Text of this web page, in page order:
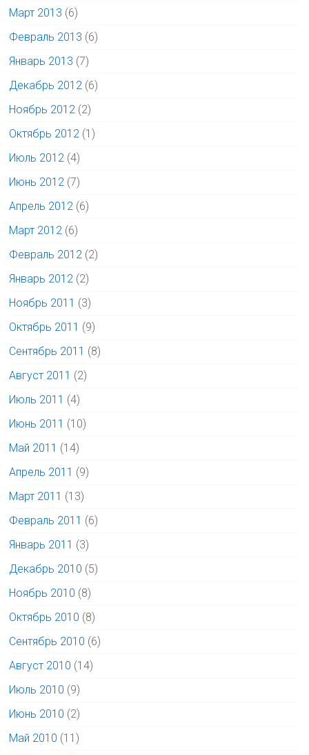
Март 2013 (6)
Февраль 2013 (6)
Январь 2013 (7)
Декабрь 2012 (6)
Ноябрь 2012 (2)
Октябрь 2012 (1)
Июль 2012 (4)
Июнь 2012 (7)
Апрель 2012 (6)
Март 2012 (6)
Февраль 2012 (2)
Январь 2012 (2)
Ноябрь 2011 (3)
Октябрь 2011 (9)
Сентябрь 2011 (8)
Август 2011 (2)
Июль 2011 (4)
Июнь 2011 (10)
Май 2011 (14)
Апрель 2011 (9)
Март 2011 (13)
Февраль 2011 (6)
Январь 2011 (3)
Декабрь 2010 (5)
Ноябрь 2010 (8)
Октябрь 2010 (8)
Сентябрь 2010 (6)
Август 2010 (14)
Июль 2010 (9)
Июнь 2010 (2)
Май 2010 (11)